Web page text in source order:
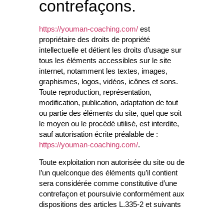
contrefaçons.
https://youman-coaching.com/ est
propriétaire des droits de propriété
intellectuelle et détient les droits d’usage sur
tous les éléments accessibles sur le site
internet, notamment les textes, images,
graphismes, logos, vidéos, icônes et sons.
Toute reproduction, représentation,
modification, publication, adaptation de tout
ou partie des éléments du site, quel que soit
le moyen ou le procédé utilisé, est interdite,
sauf autorisation écrite préalable de :
https://youman-coaching.com/.
Toute exploitation non autorisée du site ou de
l’un quelconque des éléments qu’il contient
sera considérée comme constitutive d’une
contrefaçon et poursuivie conformément aux
dispositions des articles L.335-2 et suivants